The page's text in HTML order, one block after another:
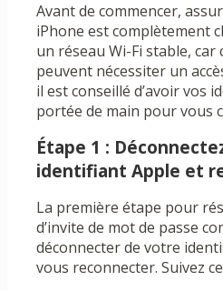
Avant de commencer,
iPhone est complètement
un réseau Wi-Fi stable, car
peuvent nécessiter un
il est conseillé d’avoir vos
portée de main pour vous
Étape 1 :
identifiant Apple et
La première étape pour
d’invite de mot de passe
déconnecter de votre
vous reconnecter. Suivez